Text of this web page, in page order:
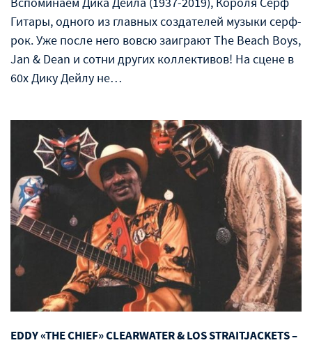
Гитары, одного из главных создателей музыки серф-
рок. Уже после него вовсю заиграют The Beach Boys,
Jan & Dean и сотни других коллективов! На сцене в
60х Дику Дейлу не…
EDDY «THE CHIEF» CLEARWATER & LOS STRAITJACKETS –